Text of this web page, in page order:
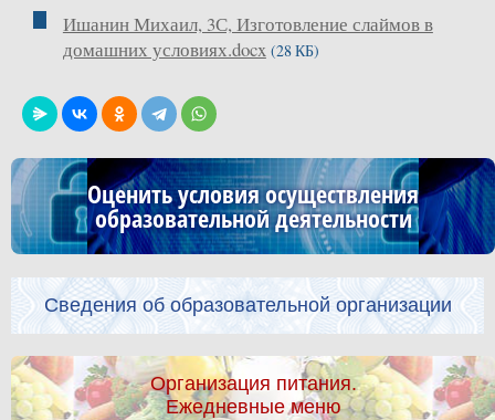
Ишанин Михаил, 3С, Изготовление слаймов в
домашних условиях.docx (28 КБ)
Оценить условия осуществления
образовательной деятельности
Сведения об образовательной организации
Организация питания.
Ежедневные меню